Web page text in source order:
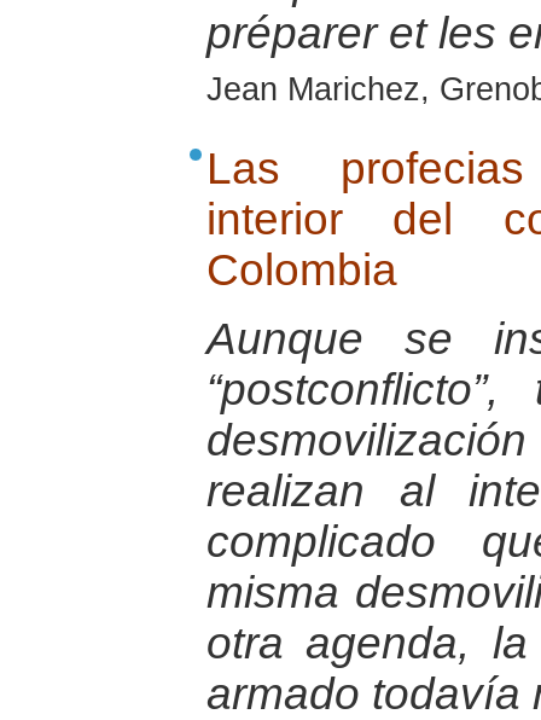
préparer et les
Jean Marichez,
Las
interior del
Colombia
Aunque se
realizan al
complicado
misma
otra agenda,
armado todavía